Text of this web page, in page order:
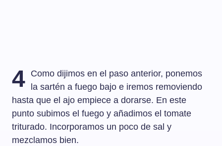
4 Como dijimos en el paso anterior, ponemos
la sartén a fuego bajo e iremos removiendo
hasta que el ajo empiece a dorarse. En este
punto subimos el fuego y añadimos el tomate
triturado. Incorporamos un poco de sal y
mezclamos bien.